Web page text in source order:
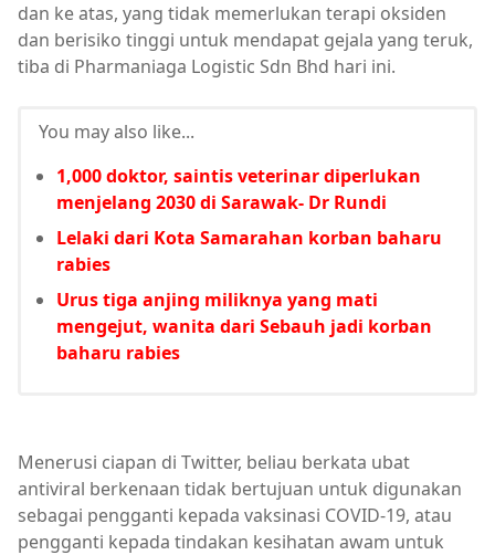
dan ke atas, yang tidak memerlukan terapi oksiden
dan berisiko tinggi untuk mendapat gejala yang teruk,
tiba di Pharmaniaga Logistic Sdn Bhd hari ini.
You may also like...
1,000 doktor, saintis veterinar diperlukan
menjelang 2030 di Sarawak- Dr Rundi
Lelaki dari Kota Samarahan korban baharu
rabies
Urus tiga anjing miliknya yang mati
mengejut, wanita dari Sebauh jadi korban
baharu rabies
Menerusi ciapan di Twitter, beliau berkata ubat
antiviral berkenaan tidak bertujuan untuk digunakan
sebagai pengganti kepada vaksinasi COVID-19, atau
pengganti kepada tindakan kesihatan awam untuk